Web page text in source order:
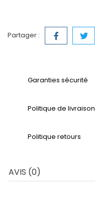
Partager :
Garanties sécurité
Politique de livraison
Politique retours
AVIS (0)